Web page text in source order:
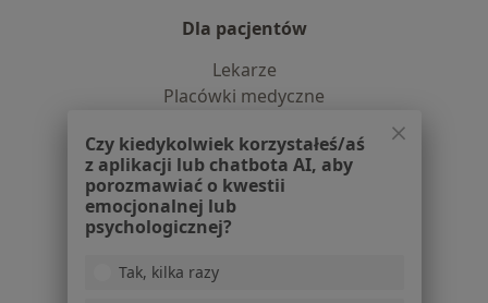
Dla pacjentów
Lekarze
Placówki medyczne
Usługi i zabiegi
Choroby
Pomoc
Aplikacje mobilne
Czy kiedykolwiek korzystałeś/aś
z aplikacji lub chatbota AI, aby
porozmawiać o kwestii
emocjonalnej lub
psychologicznej?
Tak, kilka razy